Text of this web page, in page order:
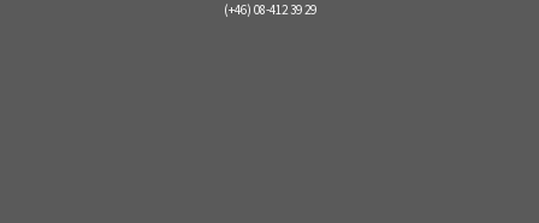
(+46) 08-412 39 29